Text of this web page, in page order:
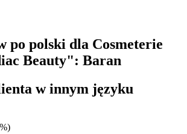
po polski dla Cosmeterie
Beauty": Baran
w innym języku